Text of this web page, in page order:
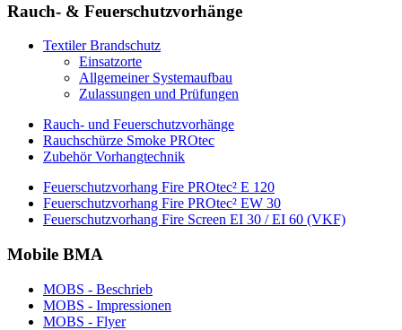
Rauch- & Feuerschutzvorhänge
Textiler Brandschutz
Einsatzorte
Allgemeiner Systemaufbau
Zulassungen und Prüfungen
Rauch- und Feuerschutzvorhänge
Rauchschürze Smoke PROtec
Zubehör Vorhangtechnik
Feuerschutzvorhang Fire PROtec² E 120
Feuerschutzvorhang Fire PROtec² EW 30
Feuerschutzvorhang Fire Screen EI 30 / EI 60 (VKF)
Mobile BMA
MOBS - Beschrieb
MOBS - Impressionen
MOBS - Flyer